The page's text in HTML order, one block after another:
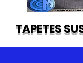
TAPETES